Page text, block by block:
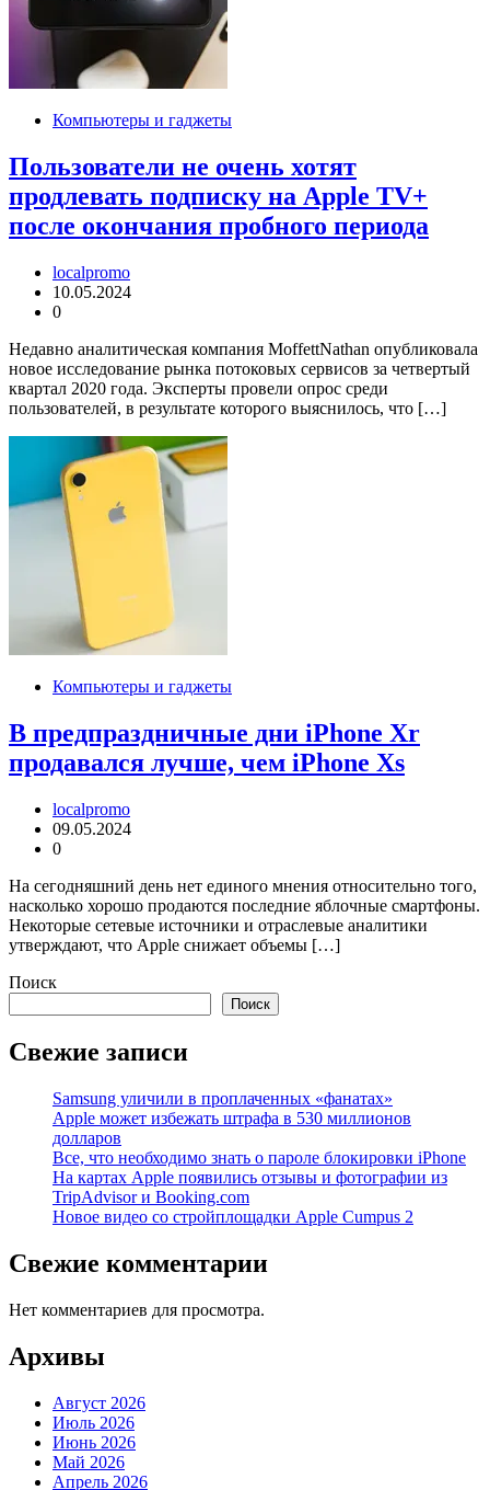
Компьютеры и гаджеты
Пользователи не очень хотят
продлевать подписку на Apple TV+
после окончания пробного периода
localpromo
10.05.2024
0
Недавно аналитическая компания MoffettNathan опубликовала
новое исследование рынка потоковых сервисов за четвертый
квартал 2020 года. Эксперты провели опрос среди
пользователей, в результате которого выяснилось, что […]
Компьютеры и гаджеты
В предпраздничные дни iPhone Xr
продавался лучше, чем iPhone Xs
localpromo
09.05.2024
0
На сегодняшний день нет единого мнения относительно того,
насколько хорошо продаются последние яблочные смартфоны.
Некоторые сетевые источники и отраслевые аналитики
утверждают, что Apple снижает объемы […]
Поиск
Поиск
Свежие записи
Samsung уличили в проплаченных «фанатах»
Apple может избежать штрафа в 530 миллионов
долларов
Все, что необходимо знать о пароле блокировки iPhone
На картах Apple появились отзывы и фотографии из
TripAdvisor и Booking.com
Новое видео со стройплощадки Apple Cumpus 2
Свежие комментарии
Нет комментариев для просмотра.
Архивы
Август 2026
Июль 2026
Июнь 2026
Май 2026
Апрель 2026